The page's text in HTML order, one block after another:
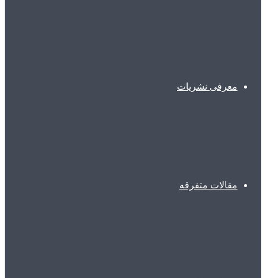
معرفی نشریات
مقالات متفرقه